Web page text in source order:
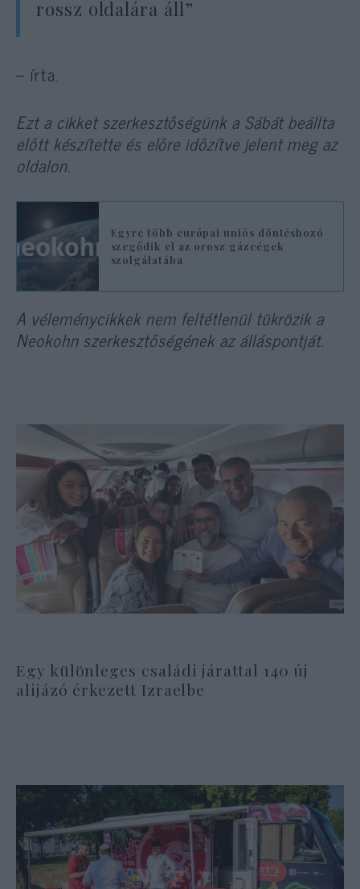
rossz oldalára áll”
– írta.
Ezt a cikket szerkesztőségünk a Sábát beállta
előtt készítette és előre időzítve jelent meg az
oldalon.
Egyre több európai uniós döntéshozó
szegődik el az orosz gázcégek
szolgálatába
A véleménycikkek nem feltétlenül tükrözik a
Neokohn szerkesztőségének az álláspontját.
Egy különleges családi járattal 140 új
alijázó érkezett Izraelbe